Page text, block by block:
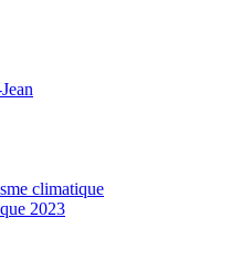
climatique
2023